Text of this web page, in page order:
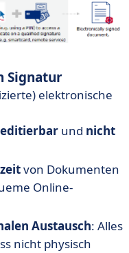
Signatur
elektronische
und nicht
von Dokumenten
Online-
Austausch: Alles
nicht physisch